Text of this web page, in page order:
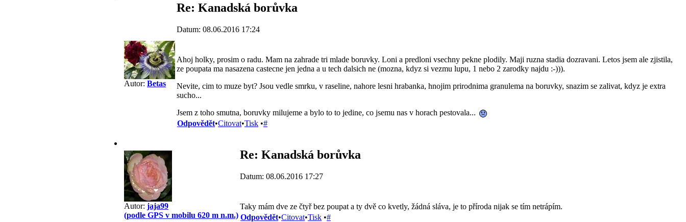
Autor: Betas
Re: Kanadská borůvka
Datum: 08.06.2016 17:24
Ahoj holky, prosim o radu. Mam na zahrade tri mlade boruvky. Loni a predloni vsechny pekne plodily. Maji ruzna stadia dozravani. Letos jsem ale zjistila,
ze poupata ma nasazena castecne jen jedna a u tech dalsich ne (mozna, kdyz si vezmu lupu, 1 nebo 2 zarodky najdu :-))).
Nevite, cim to muze byt? Jsou vedle smrku, v raseline, nahore lesni hrabanka, hnojim prirodnima granulema na boruvky, snazim se zalivat, kdyz je extra
sucho...
Jsem z toho smutna, boruvky milujeme a bylo to to jedine, co jsemu nas v horach pestovala...
Odpovědět•Citovat•Tisk •#
Autor: jaja99
(podle GPS v mobilu 620 m n.m.)
Re: Kanadská borůvka
Datum: 08.06.2016 17:27
Taky mám dve ze čtyř bez poupat a ty dvě co kvetly, žádná sláva, je to příroda nijak se tím netrápím.
Odpovědět•Citovat•Tisk •#